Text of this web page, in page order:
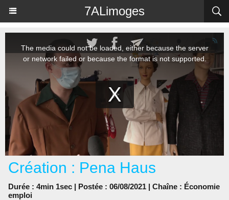
7ALimoges
Création : Pena Haus
Durée : 4min 1sec | Postée : 06/08/2021 | Chaîne : Économie
emploi